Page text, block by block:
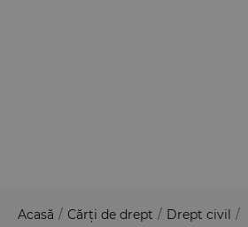
Acasă / Cărți de drept / Drept civil /